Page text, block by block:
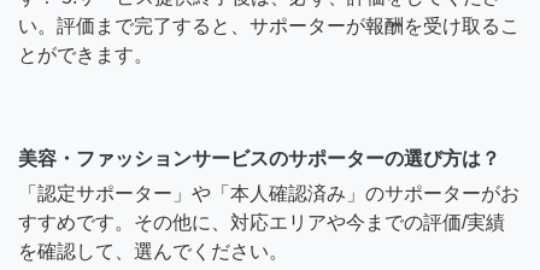
い。評価まで完了すると、サポーターが報酬を受け取るこ
とができます。
美容・ファッションサービスのサポーターの選び方は？
「認定サポーター」や「本人確認済み」のサポーターがお
すすめです。その他に、対応エリアや今までの評価/実績
を確認して、選んでください。